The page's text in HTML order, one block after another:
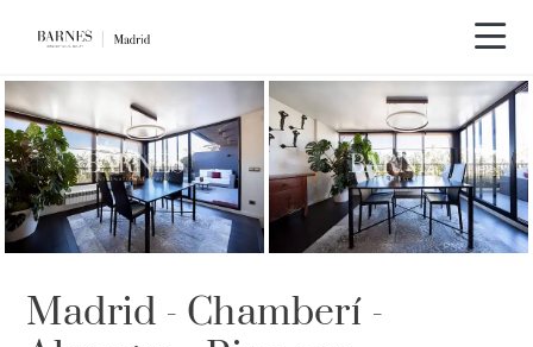
VENDIDO POR BARNES
Madrid - Chamberí -